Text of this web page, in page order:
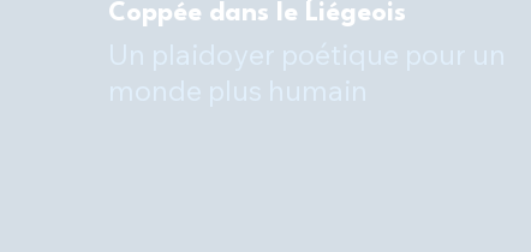
Coppée dans le Liégeois